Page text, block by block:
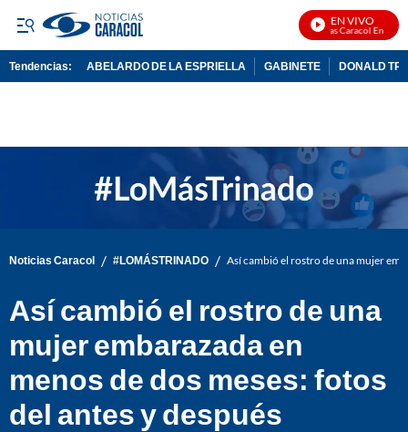
EN VIVO
Noticias Caracol En Vivo
Tendencias: ABELARDO DE LA ESPRIELLA GABINETE DONALD
Noticias Caracol / #LOMÁSTRINADO / Así cambió el rostro de una mujer
Así cambió el rostro de una
mujer embarazada en
menos de dos meses: fotos
del antes y después